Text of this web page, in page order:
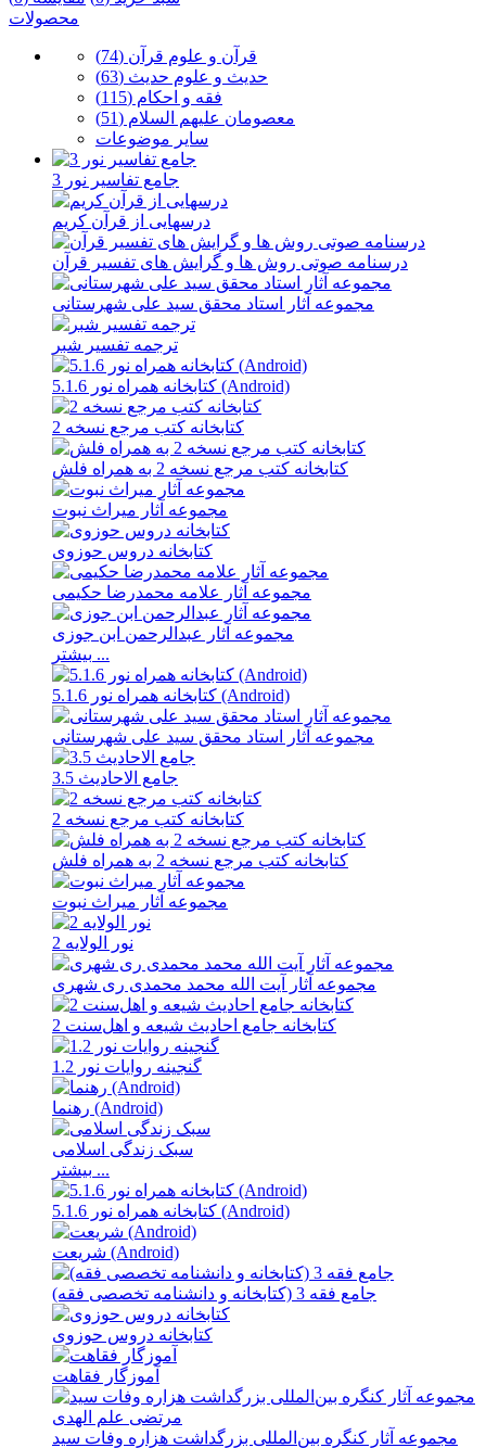
محصولات
قرآن و علوم قرآن (74)
حدیث و علوم حدیث (63)
فقه و احکام (115)
معصومان علیهم السلام (51)
سایر موضوعات
جامع تفاسیر نور 3
درسهایی از قرآن کریم
درسنامه صوتی روش ها و گرایش های تفسیر قرآن
مجموعه آثار استاد محقق سید علی شهرستانی
ترجمه تفسیر شبر
کتابخانه همراه نور 5.1.6 (Android)
کتابخانه کتب مرجع نسخه 2
کتابخانه کتب مرجع نسخه 2 به همراه فلش
مجموعه آثار میراث نبوت
کتابخانه دروس حوزوی
مجموعه آثار علامه محمدرضا حکیمی
مجموعه آثار عبدالرحمن ابن جوزی
بیشتر ...
کتابخانه همراه نور 5.1.6 (Android)
مجموعه آثار استاد محقق سید علی شهرستانی
جامع الاحادیث 3.5
کتابخانه کتب مرجع نسخه 2
کتابخانه کتب مرجع نسخه 2 به همراه فلش
مجموعه آثار میراث نبوت
نور الولایه 2
مجموعه آثار آیت ‌الله محمد محمدی ری‌ شهری
کتابخانه جامع احادیث شیعه و اهل‌‌سنت 2
گنجینه روایات نور 1.2
رهنما (Android)
سبک زندگى اسلامى
بیشتر ...
کتابخانه همراه نور 5.1.6 (Android)
شریعت (Android)
جامع فقه 3 (کتابخانه و دانشنامه تخصصی فقه)
کتابخانه دروس حوزوی
آموزگار فقاهت
مجموعه آثار کنگره بین‌المللی بزرگداشت هزاره وفات سید